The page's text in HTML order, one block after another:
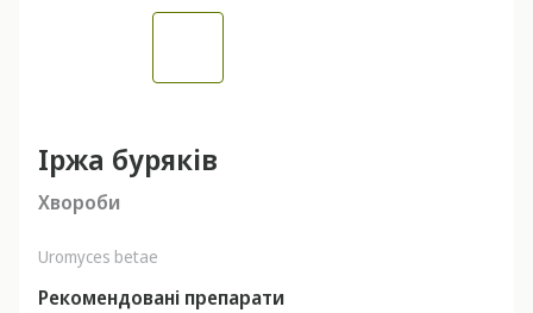
Іржа буряків
Хвороби
Uromyces betae
Рекомендовані препарати